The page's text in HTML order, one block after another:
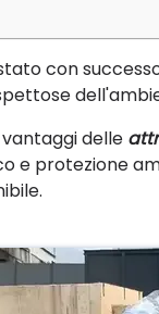
con
delle
e protezione